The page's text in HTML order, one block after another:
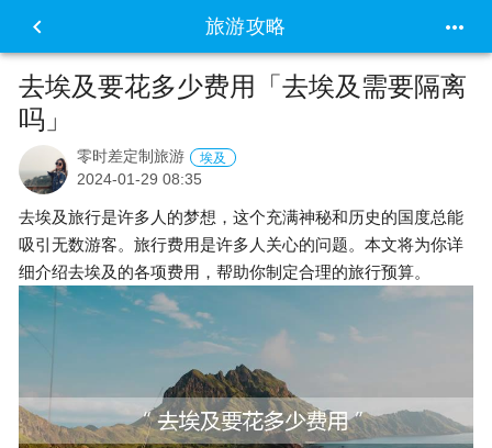
 旅游攻略 
去埃及要花多少费用「去埃及需要隔离
吗」
零时差定制旅游 埃及
2024-01-29 08:35
去埃及旅行是许多人的梦想，这个充满神秘和历史的国度总能
吸引无数游客。旅行费用是许多人关心的问题。本文将为你详
细介绍去埃及的各项费用，帮助你制定合理的旅行预算。